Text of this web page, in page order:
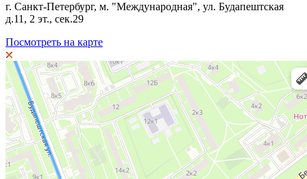
г. Санкт-Петербург, м. "Международная", ул. Будапештская
д.11, 2 эт., сек.29
Посмотреть на карте